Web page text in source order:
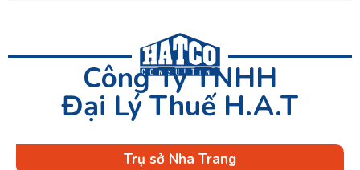
Công Ty TNHH
Đại Lý Thuế H.A.T
Trụ sở Nha Trang